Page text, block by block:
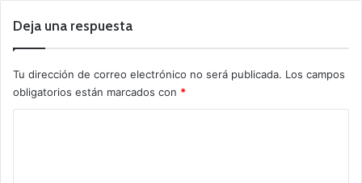
Deja una respuesta
Tu dirección de correo electrónico no será publicada. Los campos
obligatorios están marcados con *